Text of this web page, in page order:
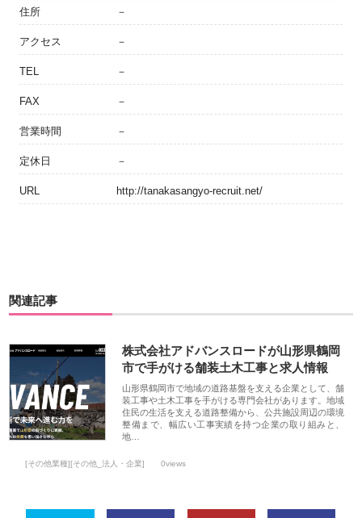
住所 －
アクセス －
TEL －
FAX －
営業時間 －
定休日 －
URL http://tanakasangyo-recruit.net/
関連記事
株式会社アドバンスロードが山形県鶴岡
市で手がける舗装土木工事と求人情報
山形県鶴岡市で地域の道路基盤を支える企業として、舗
装工事や土木工事を手がける専門会社があります。地域
住民の生活を支える道路整備から、公共施設周辺の環境
整備まで、幅広い工事実績を持つ企業の取り組みと、
地…
[その他業種][その他_法人・企業] 0views